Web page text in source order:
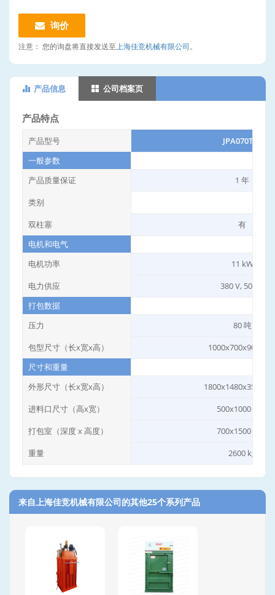
询价
注意： 您的询盘将直接发送至上海佳竞机械有限公司。
产品信息 公司档案页
产品特点
产品型号
JPA070T80
一般参数
产品质量保证
1 年
类别
双柱塞
有
电机和电气
电机功率
11 kW
电力供应
380 V, 50 Hz
打包数据
压力
80 吨
包型尺寸（长x宽x高）
1000x700x900
尺寸和重量
外形尺寸（长x宽x高）
1800x1480x3500
进料口尺寸（高x宽）
500x1000 mm
打包室（深度 x 高度）
700x1500 mm
重量
2600 kg
来自上海佳竞机械有限公司的其他25个系列产品‎